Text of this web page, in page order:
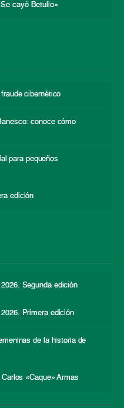
cayó Betulio»
cibernético
conoce cómo
para pequeños
edición
Segunda edición
Primera edición
de la historia de
«Caque» Armas